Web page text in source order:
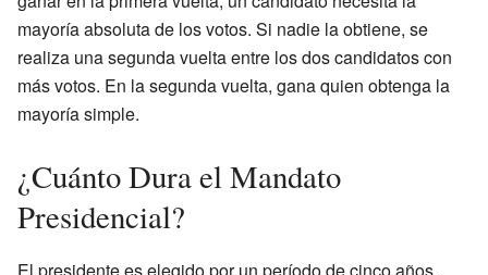
mayoría absoluta de los votos. Si nadie la obtiene, se
realiza una segunda vuelta entre los dos candidatos con
más votos. En la segunda vuelta, gana quien obtenga la
mayoría simple.
¿Cuánto Dura el Mandato
Presidencial?